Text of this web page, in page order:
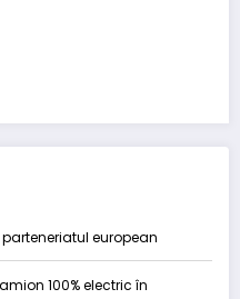
parteneriatul european
100% electric în